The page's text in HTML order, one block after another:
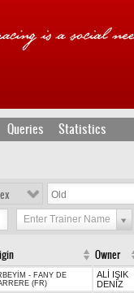
Queries Statistics
Enter Trainer Name
Owner
- FANY DE
(FR)
ALİ IŞIK
DENİZ